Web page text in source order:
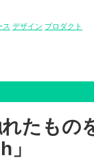
ス デザイン プロダクト
たもの